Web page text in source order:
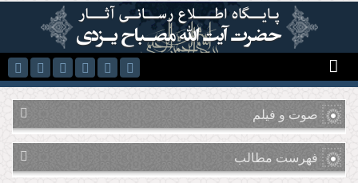
رفتن به محتوای اصلی
صوت و فیلم
فهرست مطالب